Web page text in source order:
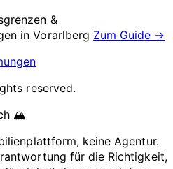
&
inVorarlberg Zum Guide →
reserved.
🏔️
keine Agentur.
für die Richtigkeit,